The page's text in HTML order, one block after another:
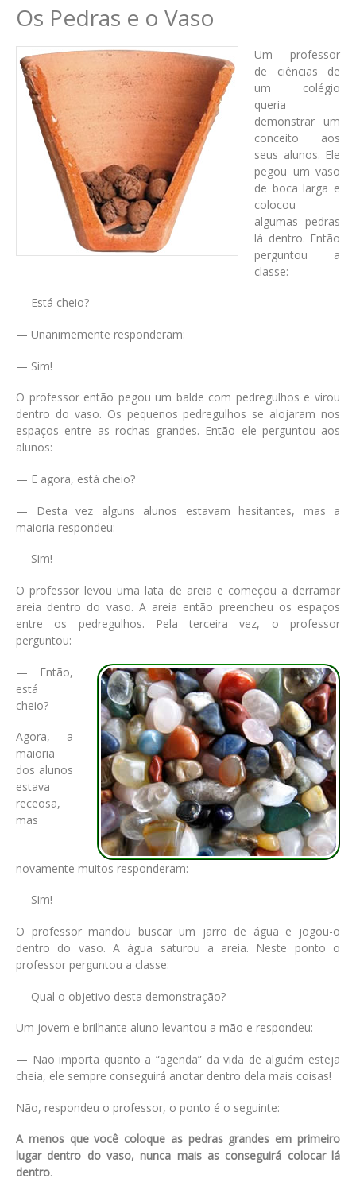
Os Pedras e o Vaso
Um professor
de ciências de
um colégio
queria
demonstrar um
conceito aos
seus alunos. Ele
pegou um vaso
de boca larga e
colocou
algumas pedras
lá dentro. Então
perguntou a
classe:
— Está cheio?
— Unanimemente responderam:
— Sim!
O professor então pegou um balde com pedregulhos e virou
dentro do vaso. Os pequenos pedregulhos se alojaram nos
espaços entre as rochas grandes. Então ele perguntou aos
alunos:
— E agora, está cheio?
— Desta vez alguns alunos estavam hesitantes, mas a
maioria respondeu:
— Sim!
O professor levou uma lata de areia e começou a derramar
areia dentro do vaso. A areia então preencheu os espaços
entre os pedregulhos. Pela terceira vez, o professor
perguntou:
— Então,
está
cheio?
Agora, a
maioria
dos alunos
estava
receosa,
mas
novamente muitos responderam:
— Sim!
O professor mandou buscar um jarro de água e jogou-o
dentro do vaso. A água saturou a areia. Neste ponto o
professor perguntou a classe:
— Qual o objetivo desta demonstração?
Um jovem e brilhante aluno levantou a mão e respondeu:
— Não importa quanto a “agenda” da vida de alguém esteja
cheia, ele sempre conseguirá anotar dentro dela mais coisas!
Não, respondeu o professor, o ponto é o seguinte:
A menos que você coloque as pedras grandes em primeiro
lugar dentro do vaso, nunca mais as conseguirá colocar lá
dentro.